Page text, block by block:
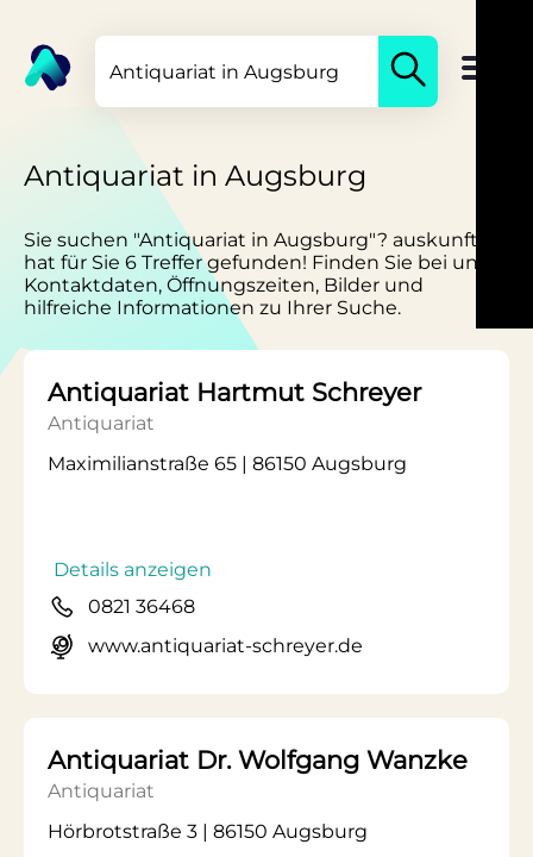
Antiquariat in Augsburg
Sie suchen "Antiquariat in Augsburg"? auskunft.de
hat für Sie 6 Treffer gefunden! Finden Sie bei uns
Kontaktdaten, Öffnungszeiten, Bilder und
hilfreiche Informationen zu Ihrer Suche.
Antiquariat Hartmut Schreyer
Antiquariat
Maximilianstraße 65 | 86150 Augsburg
Details anzeigen
0821 36468
www.antiquariat-schreyer.de
Antiquariat Dr. Wolfgang Wanzke
Antiquariat
Hörbrotstraße 3 | 86150 Augsburg